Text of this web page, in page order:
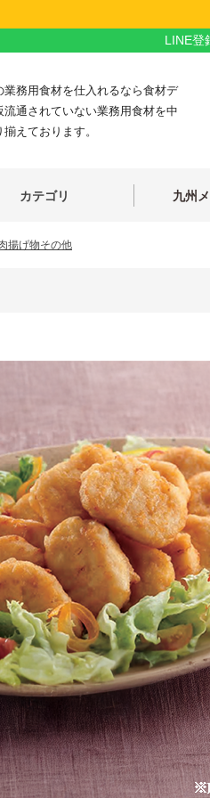
LINE登
業務用食材を仕入れるなら食材デ
流通されていない業務用食材を中
えております。
カテゴリ 九州
揚げ物その他